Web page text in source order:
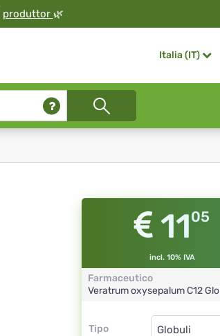
produttor 🌿
Italia (IT)
1105
incl. 10% IVA
Farmaceutico
Veratrum oxysepalumC12
Tipo
Tipo